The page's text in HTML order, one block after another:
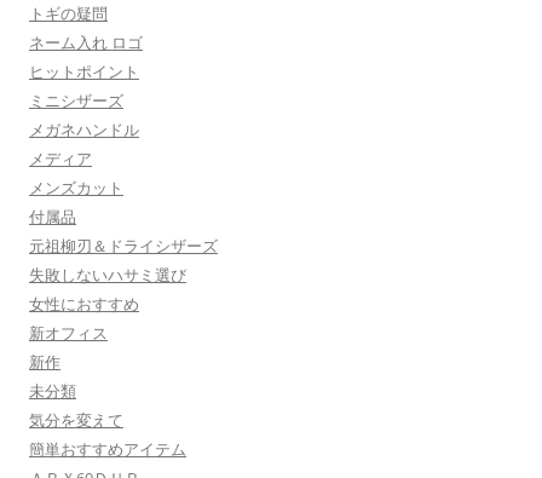
トギの疑問
ネーム入れ ロゴ
ヒットポイント
ミニシザーズ
メガネハンドル
メディア
メンズカット
付属品
元祖柳刃＆ドライシザーズ
失敗しないハサミ選び
女性におすすめ
新オフィス
新作
未分類
気分を変えて
簡単おすすめアイテム